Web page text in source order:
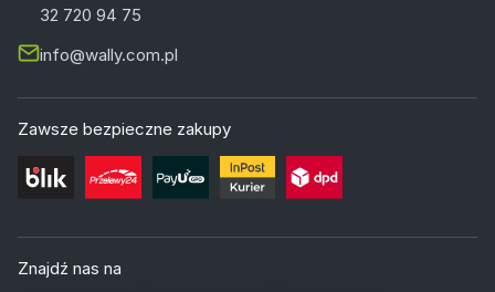
32 720 94 75
info@wally.com.pl
Zawsze bezpieczne zakupy
Znajdź nas na